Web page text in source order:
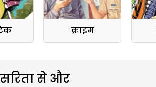
क्राइम
सरिता से और